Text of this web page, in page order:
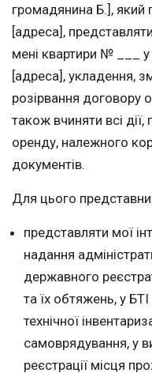
громадянина Б.],
[адреса],
мені квартири № ___
[адреса], укладення,
розірвання договору
також вчиняти всі дії,
оренду, належного
документів.
Для цього
представляти мої
надання
державного
та їх обтяжень, у
технічної
самоврядування, у
реєстрації місця